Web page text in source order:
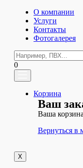
О компании
Услуги
Контакты
Фотогалерея
0
Корзина
Ваш
Ваша
Вернуться в
X